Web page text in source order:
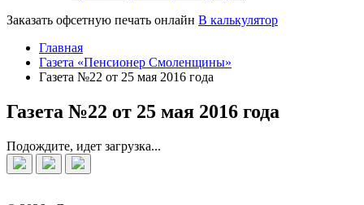
Заказать офсетную печать онлайн В калькулятор
Главная
Газета «Пенсионер Смоленщины»
Газета №22 от 25 мая 2016 года
Газета №22 от 25 мая 2016 года
Подождите, идет загрузка...